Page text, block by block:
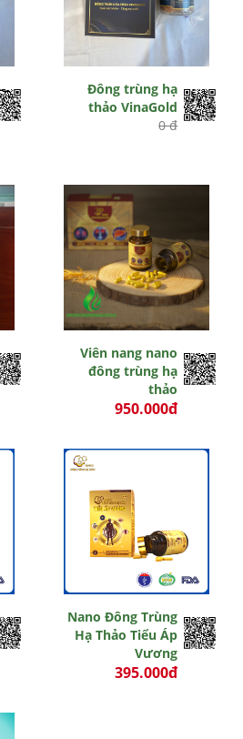
Đông trùng hạ
thảo VinaGold
0 đ
Viên nang nano
đông trùng hạ
thảo
950.000đ
Nano Đông Trùng
Hạ Thảo Tiểu Áp
Vương
395.000đ